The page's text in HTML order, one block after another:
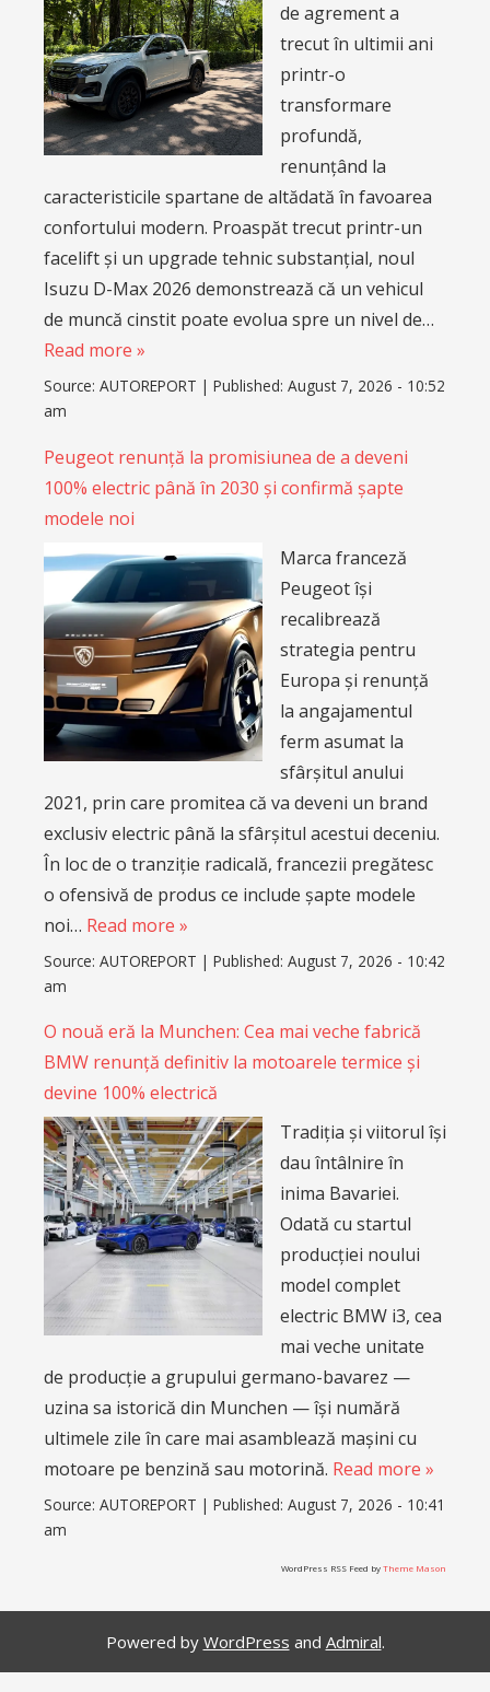
de agrement a
trecut în ultimii ani
printr-o
transformare
profundă,
renunțând la
caracteristicile spartane de altădată în favoarea
confortului modern. Proaspăt trecut printr-un
facelift și un upgrade tehnic substanțial, noul
Isuzu D-Max 2026 demonstrează că un vehicul
de muncă cinstit poate evolua spre un nivel de…
Read more »
Source: AUTOREPORT | Published: August 7, 2026 - 10:52
am
Peugeot renunță la promisiunea de a deveni
100% electric până în 2030 și confirmă șapte
modele noi
Marca franceză
Peugeot își
recalibrează
strategia pentru
Europa și renunță
la angajamentul
ferm asumat la
sfârșitul anului
2021, prin care promitea că va deveni un brand
exclusiv electric până la sfârșitul acestui deceniu.
În loc de o tranziție radicală, francezii pregătesc
o ofensivă de produs ce include șapte modele
noi… Read more »
Source: AUTOREPORT | Published: August 7, 2026 - 10:42
am
O nouă eră la Munchen: Cea mai veche fabrică
BMW renunță definitiv la motoarele termice și
devine 100% electrică
Tradiția și viitorul își
dau întâlnire în
inima Bavariei.
Odată cu startul
producției noului
model complet
electric BMW i3, cea
mai veche unitate
de producție a grupului germano-bavarez —
uzina sa istorică din Munchen — își numără
ultimele zile în care mai asamblează mașini cu
motoare pe benzină sau motorină. Read more »
Source: AUTOREPORT | Published: August 7, 2026 - 10:41
am
WordPress RSS Feed byTheme Mason
Powered by WordPress and Admiral.